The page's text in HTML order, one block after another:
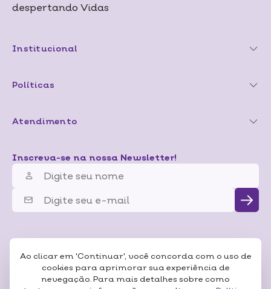
Ao clicar em 'Continuar', você concorda com o uso de
cookies para aprimorar sua experiência de
nevegação. Para mais detalhes sobre como
despertando Vidas
Institucional
Políticas
Atendimento
Inscreva-se na nossa Newsletter!